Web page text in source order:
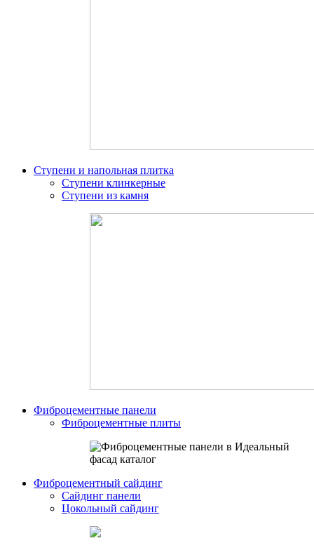
Ступени и напольная плитка
Ступени клинкерные
Ступени из камня
Фиброцементные панели
Фиброцементные плиты
Фиброцементный сайдинг
Сайдинг панели
Цокольный сайдинг